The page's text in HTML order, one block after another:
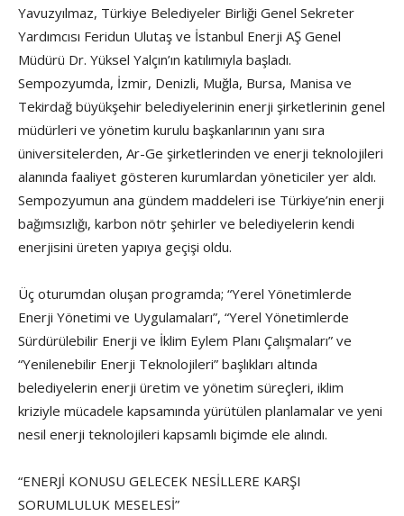
Yavuzyılmaz, Türkiye Belediyeler Birliği Genel Sekreter
Yardımcısı Feridun Ulutaş ve İstanbul Enerji AŞ Genel
Müdürü Dr. Yüksel Yalçın’ın katılımıyla başladı.
Sempozyumda, İzmir, Denizli, Muğla, Bursa, Manisa ve
Tekirdağ büyükşehir belediyelerinin enerji şirketlerinin genel
müdürleri ve yönetim kurulu başkanlarının yanı sıra
üniversitelerden, Ar-Ge şirketlerinden ve enerji teknolojileri
alanında faaliyet gösteren kurumlardan yöneticiler yer aldı.
Sempozyumun ana gündem maddeleri ise Türkiye’nin enerji
bağımsızlığı, karbon nötr şehirler ve belediyelerin kendi
enerjisini üreten yapıya geçişi oldu.
Üç oturumdan oluşan programda; “Yerel Yönetimlerde
Enerji Yönetimi ve Uygulamaları”, “Yerel Yönetimlerde
Sürdürülebilir Enerji ve İklim Eylem Planı Çalışmaları” ve
“Yenilenebilir Enerji Teknolojileri” başlıkları altında
belediyelerin enerji üretim ve yönetim süreçleri, iklim
kriziyle mücadele kapsamında yürütülen planlamalar ve yeni
nesil enerji teknolojileri kapsamlı biçimde ele alındı.
“ENERJİ KONUSU GELECEK NESİLLERE KARŞI
SORUMLULUK MESELESİ”